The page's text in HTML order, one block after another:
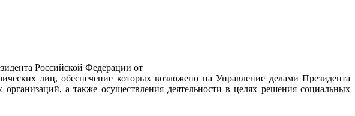
Российской Федерации от
лиц, обеспечение которых возложено на Управление делами Президента
а также осуществления деятельности в целях решения социальных